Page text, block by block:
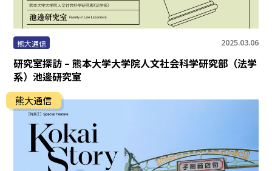
熊大通信 2025.03.06
研究室探訪 – 熊本大学大学院人文社会科学研究部（法学
系）池邊研究室
熊大通信